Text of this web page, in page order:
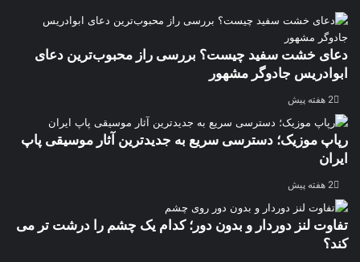
دعای خشت سفید چیست؟ بررسی راز محبوب‌ترین دعای
ابوادریس جادوگر مشهور
2 هفته پیش
رپاپ موزیک؛ دسترسی سریع به جدیدترین آثار موسیقی پاپ
ایران
2 هفته پیش
تفاوت لنز دوردار و بدون دور؛ کدام یک چشم را درشت تر می
کند؟